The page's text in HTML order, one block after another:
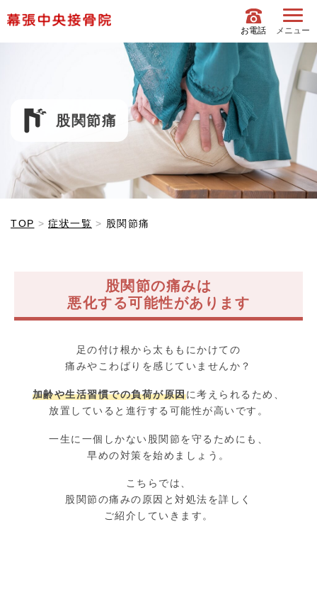
お電話 メニュー
股関節痛
TOP 症状一覧 股関節痛
股関節の痛みは
悪化する可能性があります
足の付け根から太ももにかけての
痛みやこわばりを感じていませんか？
加齢や生活習慣での負荷が原因に考えられるため、
放置していると進行する可能性が高いです。
一生に一個しかない股関節を守るためにも、
早めの対策を始めましょう。
こちらでは、
股関節の痛みの原因と対処法を詳しく
ご紹介していきます。